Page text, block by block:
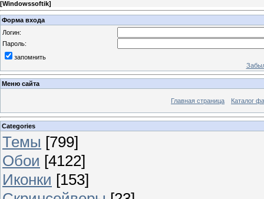
[Windowssoftik]
Форма входа
Логин:
Пароль:
запомнить
Меню сайта
Главная страница Каталог
Categories
Темы [799]
Обои [4122]
Иконки [153]